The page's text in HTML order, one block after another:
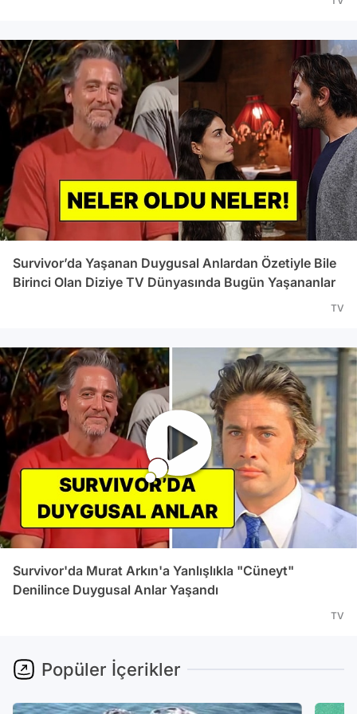
Survivor’da Yaşanan Duygusal Anlardan Özetiyle Bile
Birinci Olan Diziye TV Dünyasında Bugün Yaşananlar
TV
Survivor'da Murat Arkın'a Yanlışlıkla "Cüneyt"
Denilince Duygusal Anlar Yaşandı
TV
Popüler İçerikler